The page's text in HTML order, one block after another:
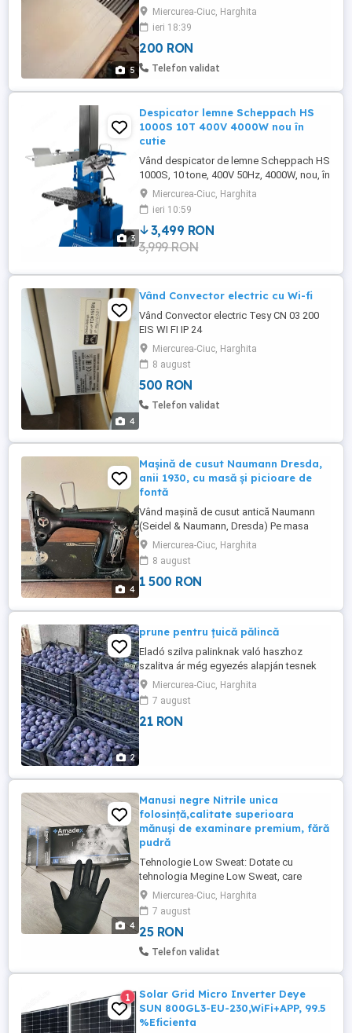
5
pe bucata.
Miercurea-Ciuc, Harghita
ieri 18:39
200 RON
Telefon validat
3
Despicator lemne Scheppach HS
1000S 10T 400V 4000W nou în
cutie
Vând despicator de lemne Scheppach HS
1000S, 10 tone, 400V 50Hz, 4000W, nou, în
cutie și nefolosit. Model vertical, foarte
solid, potrivit pentru utilizare serioasă cu
lungime maximă buștean: 107 cm
Specificații produs: Brand: Scheppach.
Model: HS 1000S. Tip: despicator de
Miercurea-Ciuc, Harghita
ieri 10:59
3,499 RON
3,999 RON
4
Vând Convector electric cu Wi-fi
Vând Convector electric Tesy CN 03 200
EIS WI FI IP 24
Miercurea-Ciuc, Harghita
8 august
500 RON
Telefon validat
4
Mașină de cusut Naumann Dresda,
anii 1930, cu masă și picioare de
fontă
Vând mașină de cusut antică Naumann
(Seidel & Naumann, Dresda) Pe masa
originală din lemn, cu picioare din fontă și
acționare la pedală. Serie: 3 623 866
fabricată în a doua jumătate a anilor '30,
deci o piesă de aproximativ 85-90 de ani.
lucru care trebuie ...
Miercurea-Ciuc, Harghita
8 august
1 500 RON
2
prune pentru țuică pălincă
Eladó szilva palinknak való haszhoz
szalitva ár még egyezés alapján tesnek
hívni Friss, érett, zamatos szilva bár hova
szalitom preț 2 lei
Miercurea-Ciuc, Harghita
7 august
21 RON
4
Manusi negre Nitrile unica
folosință,calitate superioara
mănuși de examinare premium, fără
pudră
Tehnologie Low Sweat: Dotate cu
tehnologia Megine Low Sweat, care
reduce transpirația mâinilor în timpul
utilizării prelungite.Grosime și rezistență:
Au o grosime considerabilă (aproximativ 6
mil 0.15 mm), oferind o protecție
excelentă împotriva perforărilor și
Miercurea-Ciuc, Harghita
7 august
25 RON
Telefon validat
1
Solar Grid Micro Inverter Deye
SUN 800GL3-EU-230,WiFi+APP, 99.5
%Eficienta